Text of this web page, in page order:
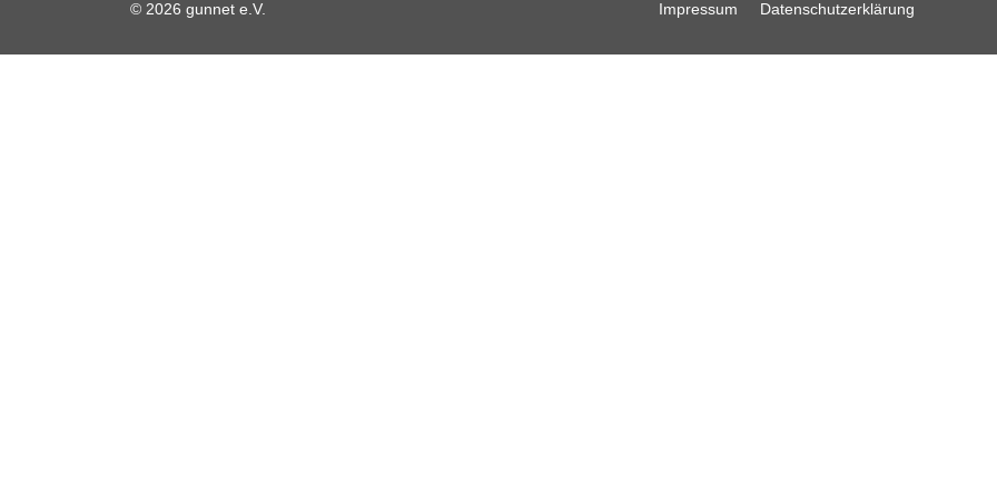
© 2026 gunnet e.V. Impressum Datenschutzerklärung